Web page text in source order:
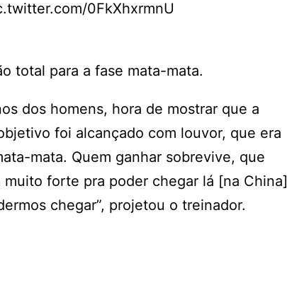
0FkXhxrmnU
total para a fase mata-mata.
dos homens, hora de mostrar que a
foi alcançado com louvor, que era
mata. Quem ganhar sobrevive, que
forte pra poder chegar lá [na China]
chegar”, projetou o treinador.